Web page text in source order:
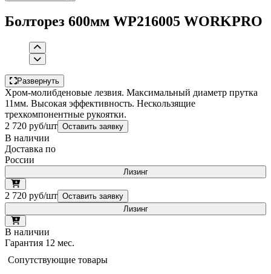
Болторез 600мм WP216005 WORKPRO
Развернуть
Хром-молибденовые лезвия. Максимальный диаметр прутка
11мм. Высокая эффективность. Нескользящие
трехкомпонентные рукоятки.
2 720 руб/шт Оставить заявку
В наличии
Доставка по
России
Лизинг
2 720 руб/шт Оставить заявку
Лизинг
В наличии
Гарантия 12 мес.
Сопутствующие товары